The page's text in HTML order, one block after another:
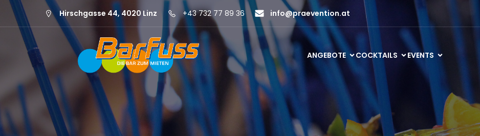
Hirschgasse 44, 4020 Linz +43 732 77 89 36 info@praevention.at
ANGEBOTE COCKTAILS EVENTS